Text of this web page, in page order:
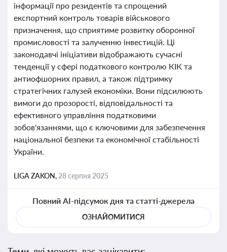
інформації про резидентів та спрощений
експортний контроль товарів військового
призначення, що сприятиме розвитку оборонної
промисловості та залученню інвестицій. Ці
законодавчі ініціативи відображають сучасні
тенденції у сфері податкового контролю КІК та
антиофшорних правил, а також підтримку
стратегічних галузей економіки. Вони підсилюють
вимоги до прозорості, відповідальності та
ефективного управління податковими
зобов'язаннями, що є ключовими для забезпечення
національної безпеки та економічної стабільності
України.
LIGA ZAKON, 28 серпня 2025
Повний AI-підсумок дня та статті-джерела
ОЗНАЙОМИТИСЯ